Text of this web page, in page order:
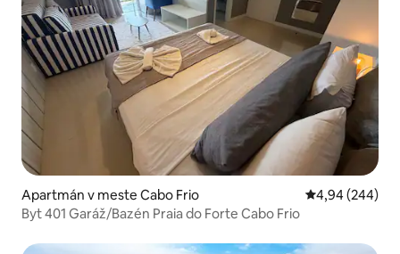
Apartmán v meste Cabo Frio Priemerné
4,94 (244)
Byt 401 Garáž/Bazén Praia do Forte Cabo Frio